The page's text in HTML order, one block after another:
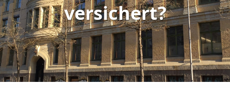
versichert?